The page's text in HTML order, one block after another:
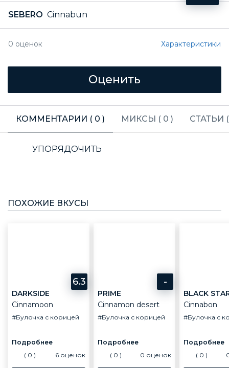
SEBERO Cinnabun
0 оценок Характеристики
КОММЕНТАРИИ ( 0 ) МИКСЫ ( 0 ) СТАТЬИ
УПОРЯДОЧИТЬ
ПОХОЖИЕ ВКУСЫ
6.3
DARKSIDE
Cinnamoon
#Булочка с корицей
( 0 ) 6 оценок
-
PRIME
Cinnamon desert
#Булочка с корицей
( 0 ) 0 оценок
BLACK
Cinnabon
#Булочка с
( 0 )